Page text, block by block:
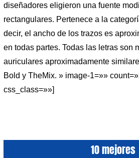
diseñadores eligieron una fuente
rectangulares. Pertenece a la
decir, el ancho de los trazos es
en todas partes. Todas las letras son
auriculares aproximadamente
Bold y TheMix. » image-1=»»
css_class=»»]
10 mejores